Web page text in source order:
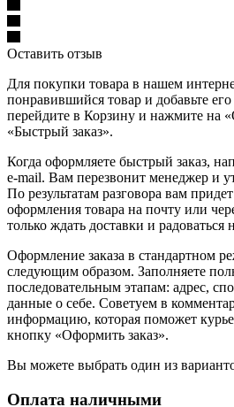
Оставить отзыв
Для покупки товара в нашем
понравившийся товар и добавьте
перейдите в Корзину и нажмите на
«Быстрый заказ».
Когда оформляете быстрый заказ,
e-mail. Вам перезвонит менеджер и
По результатам разговора вам
оформления товара на почту или
только ждать доставки и радоваться
Оформление заказа в стандартном
следующим образом. Заполняете
последовательным этапам: адрес,
данные о себе. Советуем в
информацию, которая поможет
кнопку «Оформить заказ».
Вы можете выбрать один из
Оплата наличными